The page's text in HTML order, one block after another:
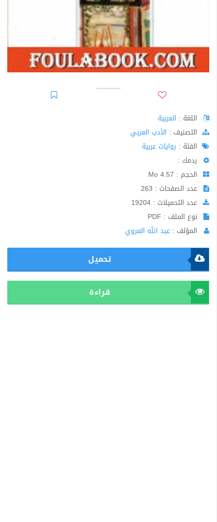
اللغة : العربية
اﻟﺘﺼﻨﻴﻒ : الأدب العربي
الفئة : روايات عربية
ردمك :
الحجم : 4.57 Mo
عدد الصفحات : 263
عدد التحميلات : 19204
نوع الملف : PDF
المؤلف : عبد الله العروي
تحميل
قراءة